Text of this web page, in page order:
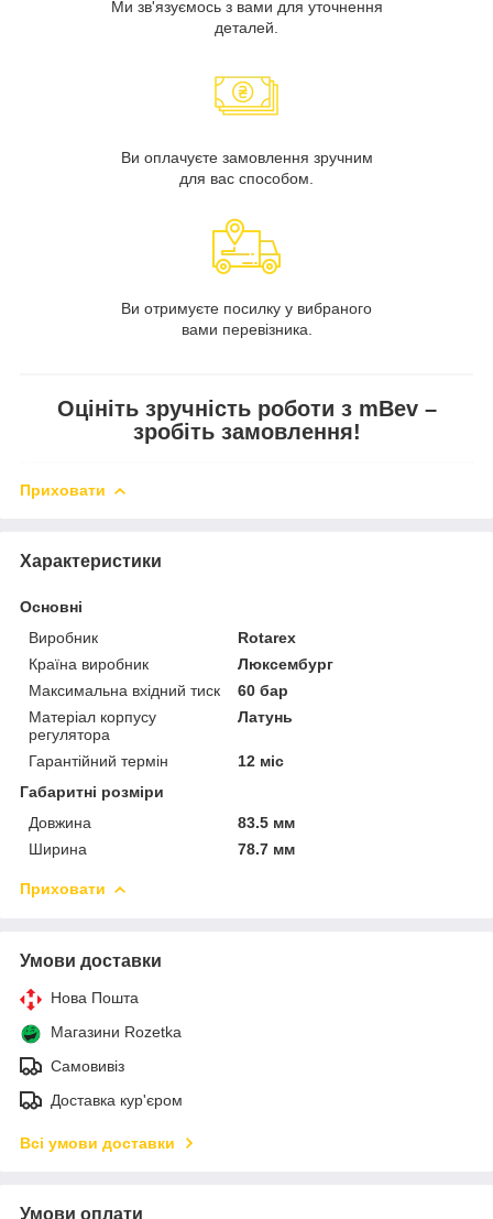
Ми зв'язуємось з вами для уточнення
деталей.
Ви оплачуєте замовлення зручним
для вас способом.
Ви отримуєте посилку у вибраного
вами перевізника.
Оцініть зручність роботи з mBev –
зробіть замовлення!
Приховати
Характеристики
Основні
Виробник
Rotarex
Країна виробник
Люксембург
Максимальна вхідний тиск
60 бар
Матеріал корпусу
регулятора
Латунь
Гарантійний термін
12 міс
Габаритні розміри
Довжина
83.5 мм
Ширина
78.7 мм
Приховати
Умови доставки
Нова Пошта
Магазини Rozetka
Самовивіз
Доставка кур'єром
Всі умови доставки
Умови оплати